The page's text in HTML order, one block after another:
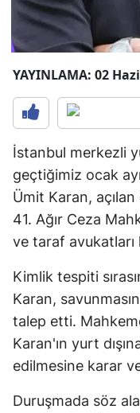
YAYINLAMA: 02
İstanbul merkezli
geçtiğimiz ocak
Ümit Karan, açılan
41. Ağır Ceza
ve taraf avukatları
Kimlik tespiti
Karan,
talep etti.
Karan'ın yurt
edilmesine karar
Duruşmada söz